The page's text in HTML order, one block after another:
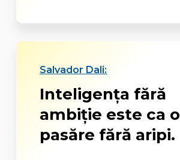
Salvador Dali:
Inteligenţa fără
ambiţie este ca o
pasăre fără aripi.